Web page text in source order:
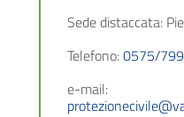
Sede distaccata:
Telefono:0575/
e-mail: